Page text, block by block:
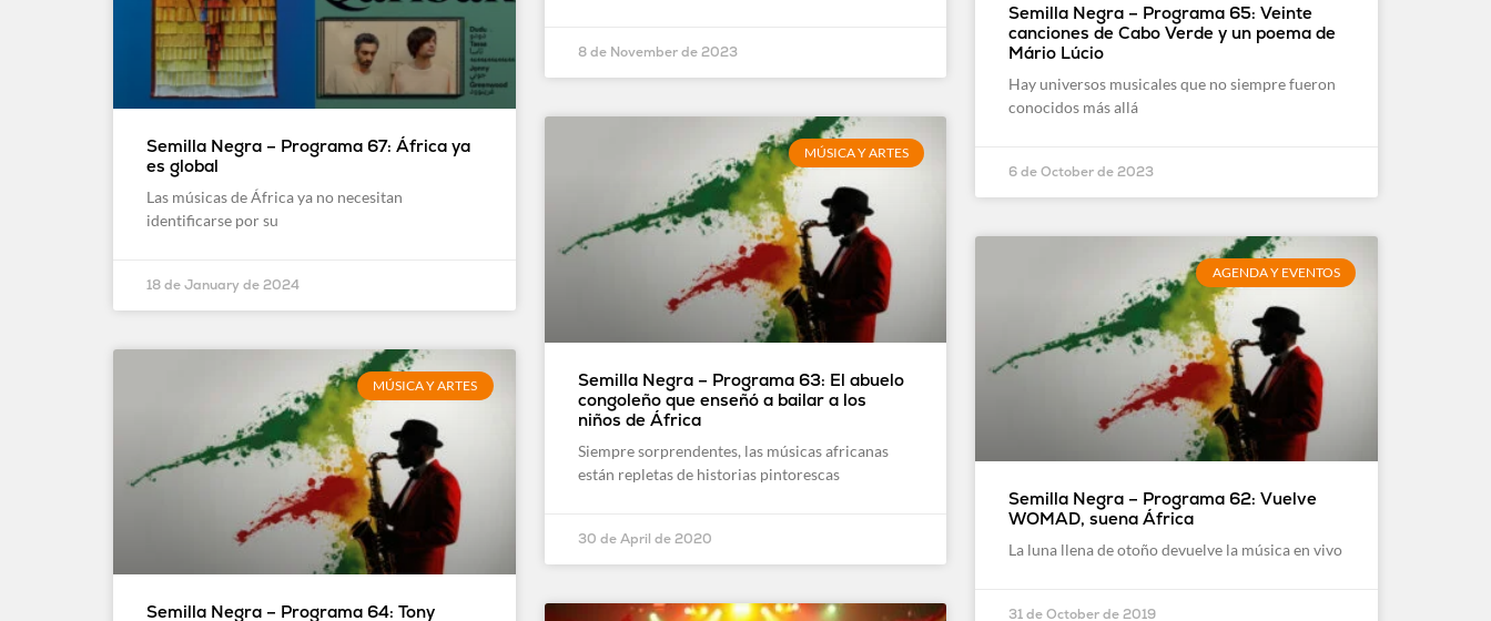
Semilla Negra – Programa 67: África ya
es global
Las músicas de África ya no necesitan
identificarse por su
18 de January de 2024
8 de November de 2023
Semilla Negra – Programa 65: Veinte
canciones de Cabo Verde y un poema de
Mário Lúcio
Hay universos musicales que no siempre fueron
conocidos más allá
6 de October de 2023
MÚSICA Y ARTES
Semilla Negra – Programa 64: Tony
MÚSICA Y ARTES
Semilla Negra – Programa 63: El abuelo
congoleño que enseñó a bailar a los
niños de África
Siempre sorprendentes, las músicas africanas
están repletas de historias pintorescas
30 de April de 2020
AGENDA Y EVENTOS
Semilla Negra – Programa 62: Vuelve
WOMAD, suena África
La luna llena de otoño devuelve la música en vivo
31 de October de 2019